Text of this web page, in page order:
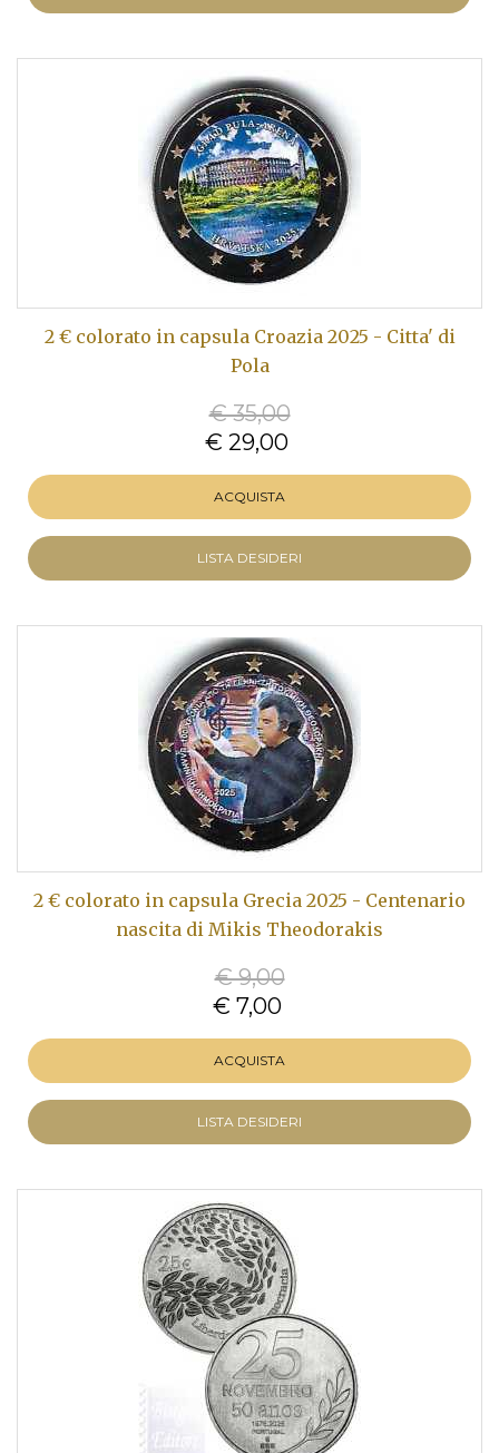
2 € colorato in capsula Croazia 2025 - Citta' di
Pola
€ 35,00
€ 29,00
ACQUISTA
LISTA DESIDERI
2 € colorato in capsula Grecia 2025 - Centenario
nascita di Mikis Theodorakis
€ 9,00
€ 7,00
ACQUISTA
LISTA DESIDERI